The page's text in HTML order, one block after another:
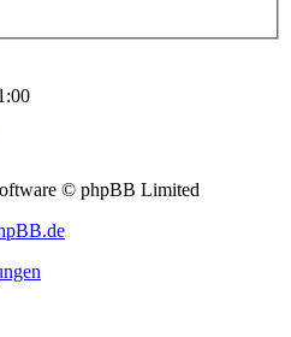
© phpBB Limited